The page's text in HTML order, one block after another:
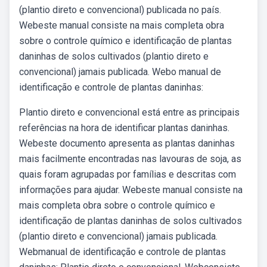
(plantio direto e convencional) publicada no país.
Webeste manual consiste na mais completa obra
sobre o controle químico e identificação de plantas
daninhas de solos cultivados (plantio direto e
convencional) jamais publicada. Webo manual de
identificação e controle de plantas daninhas:
Plantio direto e convencional está entre as principais
referências na hora de identificar plantas daninhas.
Webeste documento apresenta as plantas daninhas
mais facilmente encontradas nas lavouras de soja, as
quais foram agrupadas por famílias e descritas com
informações para ajudar. Webeste manual consiste na
mais completa obra sobre o controle químico e
identificação de plantas daninhas de solos cultivados
(plantio direto e convencional) jamais publicada.
Webmanual de identificação e controle de plantas